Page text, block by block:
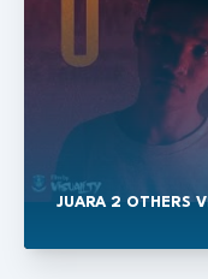
JUARA 2 OTHERS